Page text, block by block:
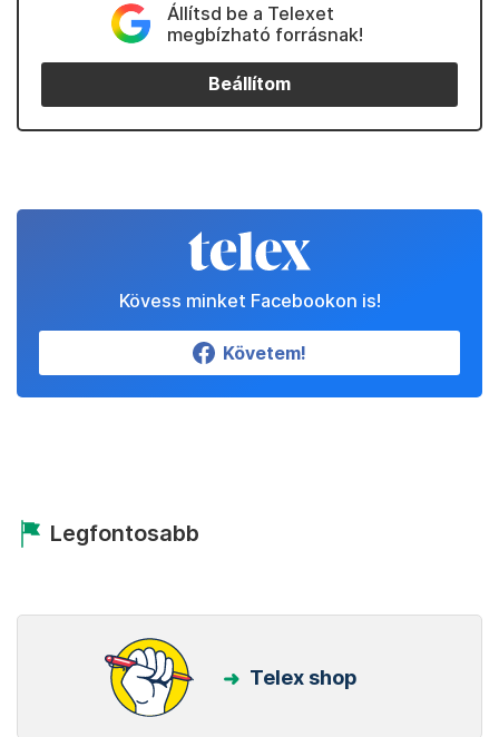
Állítsd be a Telexet
megbízható forrásnak!
Beállítom
Kövess minket Facebookon is!
Követem!
Legfontosabb
Telex shop